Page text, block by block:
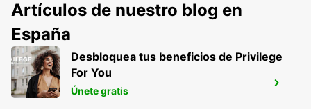
BRISBANE ARCHERFIELD
ARCHERFIELD - AUSTRALIA
Artículos de nuestro blog en
España
Desbloquea tus beneficios de Privilege
For You
Únete gratis